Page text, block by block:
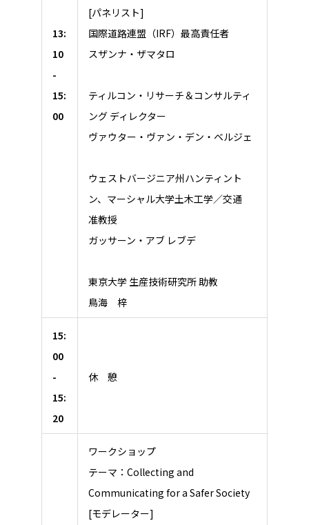
13:
10
-
15:
00
[パネリスト]
国際道路連盟（IRF）最高責任者
スザンナ・ザマタロ
ティルコン・リサーチ＆コンサルティ
ング ディレクター
ヴァウター・ヴァン・デン・ベルジェ
ウェストバージニア州ハンティント
ン、マーシャル大学土木工学／交通
准教授
ガッサーン・アブ レブデ
東京大学 生産技術研究所 助教
鳥海 梓
15:
00
-
15:
20
休 憩
ワークショップ
テーマ：Collecting and
Communicating for a Safer Society
[モデレーター]